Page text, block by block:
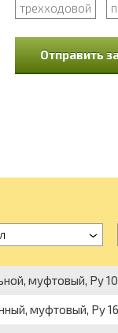
трехходовой
Отправить
муфтовый, Py
муфтовый, Py